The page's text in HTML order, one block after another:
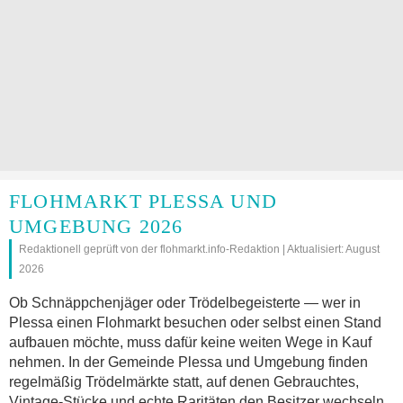
FLOHMARKT PLESSA UND
UMGEBUNG 2026
Redaktionell geprüft von der flohmarkt.info-Redaktion | Aktualisiert: August
2026
Ob Schnäppchenjäger oder Trödelbegeisterte — wer in
Plessa einen Flohmarkt besuchen oder selbst einen Stand
aufbauen möchte, muss dafür keine weiten Wege in Kauf
nehmen. In der Gemeinde Plessa und Umgebung finden
regelmäßig Trödelmärkte statt, auf denen Gebrauchtes,